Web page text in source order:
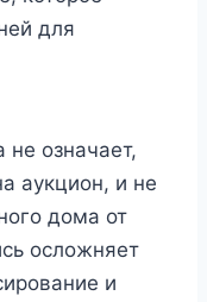
для
означает,
аукцион, и не
дома от
осложняет
и